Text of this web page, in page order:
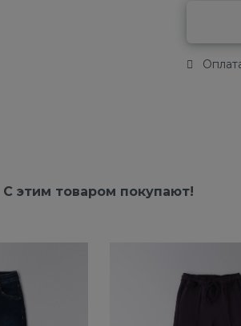
С этим товаром покупают!